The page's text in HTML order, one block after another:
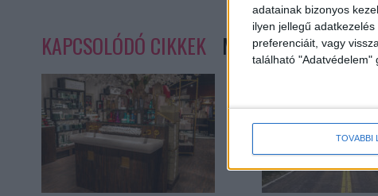
adatainak bizonyos
ilyen jellegű
preferenciáit, vagy
található "Adatvédelem"
TOVÁBBI
KAPCSOLÓDÓ CIKKEK MORE FROM